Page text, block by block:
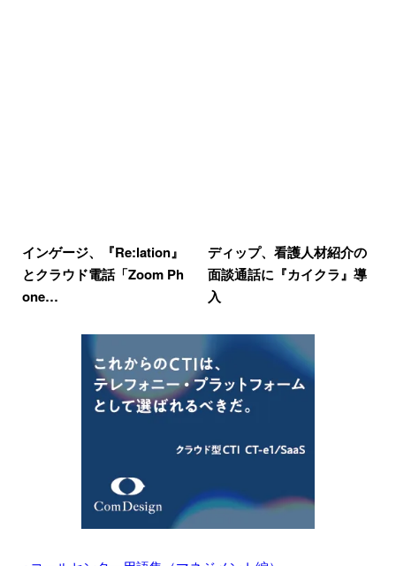
インゲージ、『Re:lation』
とクラウド電話「Zoom Ph
one…
ディップ、看護人材紹介の
面談通話に『カイクラ』導
入